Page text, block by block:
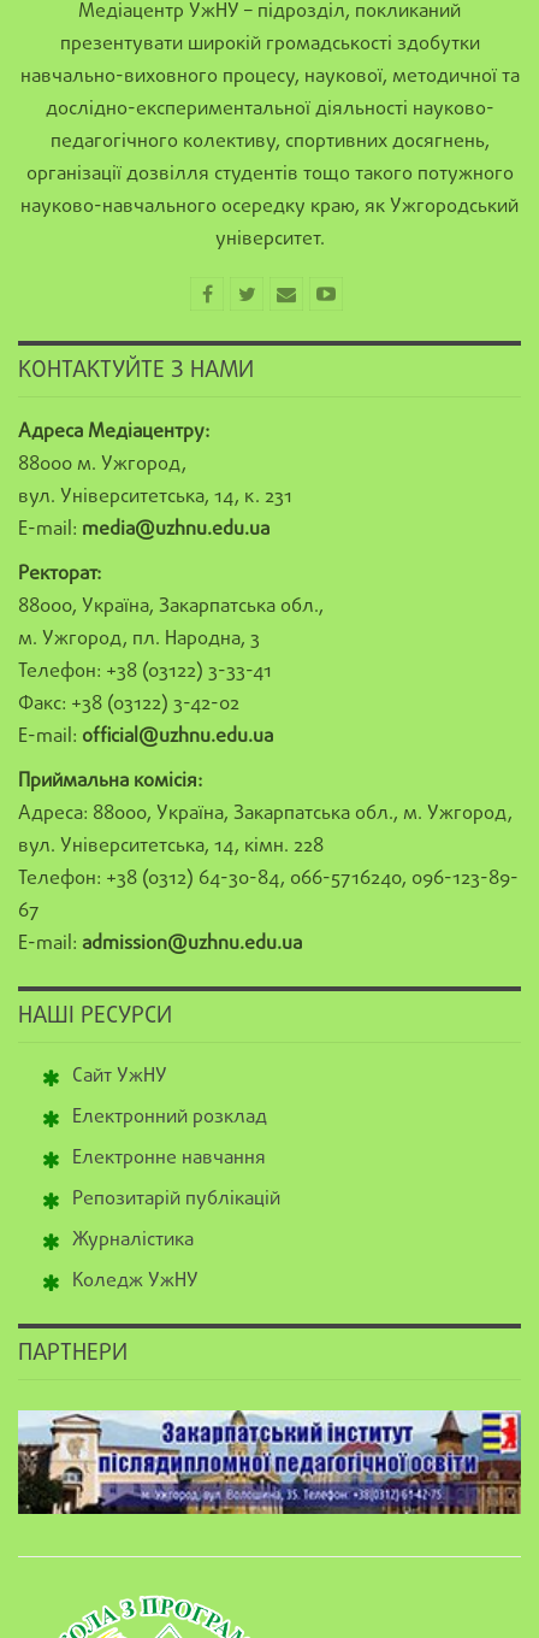
Медіацентр УжНУ – підрозділ, покликаний
презентувати широкій громадськості здобутки
навчально-виховного процесу, наукової, методичної та
дослідно-експериментальної діяльності науково-
педагогічного колективу, спортивних досягнень,
організації дозвілля студентів тощо такого потужного
науково-навчального осередку краю, як Ужгородський
університет.
КОНТАКТУЙТЕ З НАМИ
Адреса Медіацентру:
88000 м. Ужгород,
вул. Університетська, 14, к. 231
E-mail: media@uzhnu.edu.ua
Ректорат:
88000, Україна, Закарпатська обл.,
м. Ужгород, пл. Народна, 3
Телефон: +38 (03122) 3-33-41
Факс: +38 (03122) 3-42-02
E-mail: official@uzhnu.edu.ua
Приймальна комісія:
Адреса: 88000, Україна, Закарпатська обл., м. Ужгород,
вул. Університетська, 14, кімн. 228
Телефон: +38 (0312) 64-30-84, 066-5716240, 096-123-89-
67
E-mail: admission@uzhnu.edu.ua
НАШІ РЕСУРСИ
Сайт УжНУ
Електронний розклад
Електронне навчання
Репозитарій публікацій
Журналістика
Коледж УжНУ
ПАРТНЕРИ